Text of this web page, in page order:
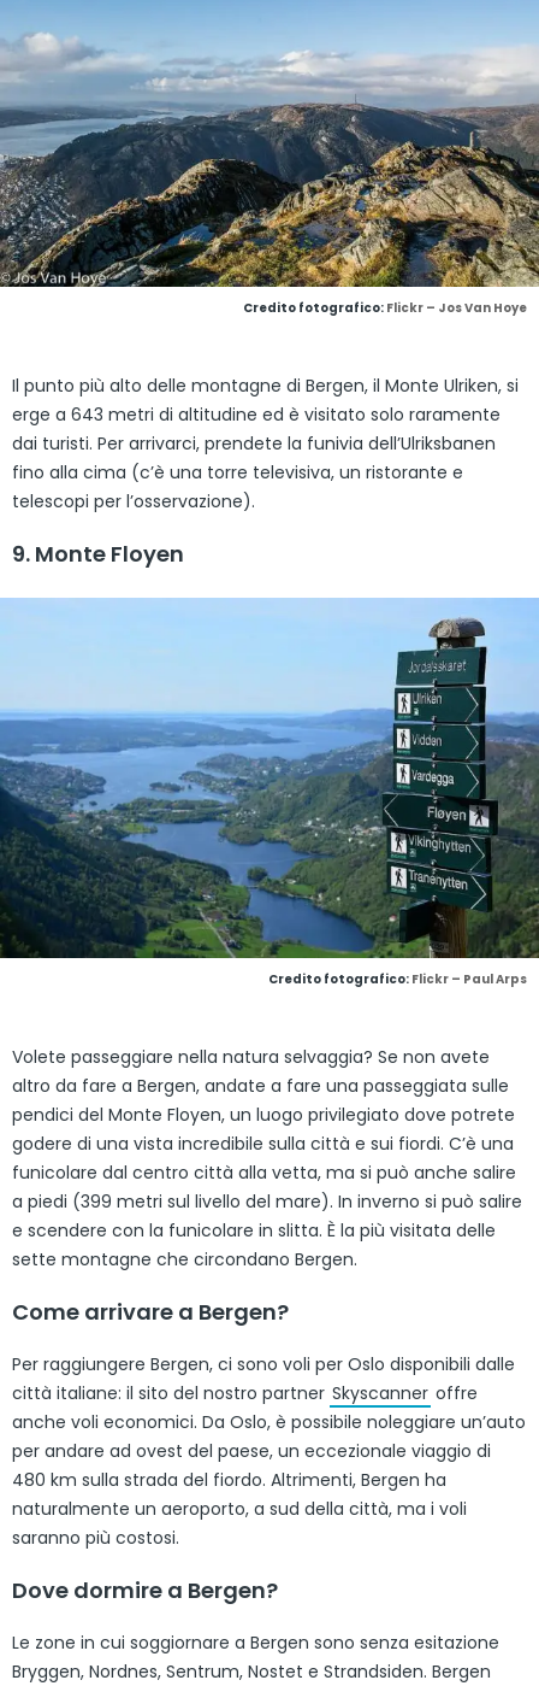
Credito fotografico: Flickr – Jos Van Hoye
Il punto più alto delle montagne di Bergen, il Monte Ulriken, si
erge a 643 metri di altitudine ed è visitato solo raramente
dai turisti. Per arrivarci, prendete la funivia dell’Ulriksbanen
fino alla cima (c’è una torre televisiva, un ristorante e
telescopi per l’osservazione).
9. Monte Floyen
Credito fotografico: Flickr – Paul Arps
Volete passeggiare nella natura selvaggia? Se non avete
altro da fare a Bergen, andate a fare una passeggiata sulle
pendici del Monte Floyen, un luogo privilegiato dove potrete
godere di una vista incredibile sulla città e sui fiordi. C’è una
funicolare dal centro città alla vetta, ma si può anche salire
a piedi (399 metri sul livello del mare). In inverno si può salire
e scendere con la funicolare in slitta. È la più visitata delle
sette montagne che circondano Bergen.
Come arrivare a Bergen?
Per raggiungere Bergen, ci sono voli per Oslo disponibili dalle
città italiane: il sito del nostro partner Skyscanner offre
anche voli economici. Da Oslo, è possibile noleggiare un’auto
per andare ad ovest del paese, un eccezionale viaggio di
480 km sulla strada del fiordo. Altrimenti, Bergen ha
naturalmente un aeroporto, a sud della città, ma i voli
saranno più costosi.
Dove dormire a Bergen?
Le zone in cui soggiornare a Bergen sono senza esitazione
Bryggen, Nordnes, Sentrum, Nostet e Strandsiden. Bergen